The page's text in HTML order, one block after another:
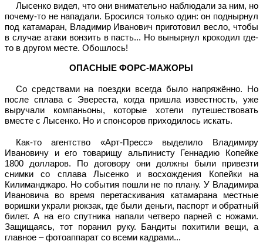
Лысенко видел, что они внимательно наблюдали за ним, но
почему-то не нападали. Бросился только один: он поднырнул
под катамаран, Владимир Иванович приготовил весло, чтобы
в случае атаки вонзить в пасть... Но вынырнул крокодил где-
то в другом месте. Обошлось!
ОПАСНЫЕ ФОРС-МАЖОРЫ
Со средствами на поездки всегда было напряжённо. Но
после сплава с Эвереста, когда пришла известность, уже
выручали компаньоны, которые хотели путешествовать
вместе с Лысенко. Но и спонсоров приходилось искать.
Как-то агентство «Арт-Пресс» выделило Владимиру
Ивановичу и его товарищу альпинисту Геннадию Копейке
1800 долларов. По договору они должны были привезти
снимки со сплава Лысенко и восхождения Копейки на
Килиманджаро. Но события пошли не по плану. У Владимира
Ивановича во время перетаскивания катамарана местные
воришки украли рюкзак, где были деньги, паспорт и обратный
билет. А на его спутника напали четверо парней с ножами.
Защищаясь, тот поранил руку. Бандиты похитили вещи, а
главное – фотоаппарат со всеми кадрами...